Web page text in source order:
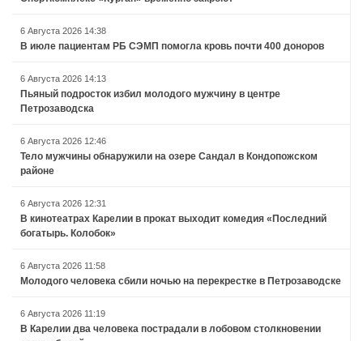
6 Августа 2026 14:38
В июле пациентам РБ СЭМП помогла кровь почти 400 доноров
6 Августа 2026 14:13
Пьяный подросток избил молодого мужчину в центре
Петрозаводска
6 Августа 2026 12:46
Тело мужчины обнаружили на озере Сандал в Кондопожском
районе
6 Августа 2026 12:31
В кинотеатрах Карелии в прокат выходит комедия «Последний
богатырь. Колобок»
6 Августа 2026 11:58
Молодого человека сбили ночью на перекрестке в Петрозаводске
6 Августа 2026 11:19
В Карелии два человека пострадали в лобовом столкновении